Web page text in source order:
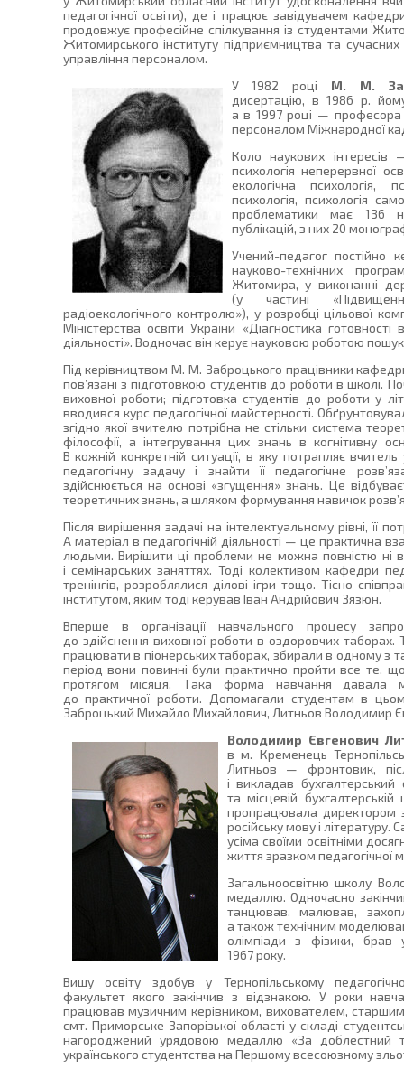
педагогічної освіти), де і працює завідувачем
продовжує професійне спілкування із студентами
Житомирського інституту підприємництва та сучасних
управління персоналом.
У 1982 році М. М.
дисертацію, в 1986 р.
а в 1997 році — професора
персоналом Міжнародної
Коло наукових інтересів
психологія неперервної
екологічна психологія,
психологія, психологія
проблематики має 136
публікацій, з них 20
Учений-педагог постійно
науково-технічних
Житомира, у виконанні
(у частині
радіоекологічного контролю»), у розробці цільової
Міністерства освіти України «Діагностика готовності
діяльності». Водночас він керує науковою роботою
Під керівництвом М. М. Заброцького працівники
пов’язані з підготовкою студентів до роботи в школі.
виховної роботи; підготовка студентів до роботи у
вводився курс педагогічної майстерності.
згідно якої вчителю потрібна не стільки система
філософії, а інтегрування цих знань в когнітивну
В кожній конкретній ситуації, в яку потрапляє
педагогічну задачу і знайти її педагогічне
здійснюється на основі «згущення» знань. Це
теоретичних знань, а шляхом формування навичок
Після вирішення задачі на інтелектуальному рівні, її
А матеріал в педагогічній діяльності — це практична
людьми. Вирішити ці проблеми не можна повністю ні
і семінарських заняттях. Тоді колективом кафедри
тренінгів, розроблялися ділові ігри тощо. Тісно
інститутом, яким тоді керував Іван Андрійович Зязюн.
Вперше в організації навчального процесу
до здійснення виховної роботи в оздоровчих
працювати в піонерських таборах, збирали в одному з
період вони повинні були практично пройти все те,
протягом місяця. Така форма навчання давала
до практичної роботи. Допомагали студентам в
Заброцький Михайло Михайлович, Литньов Володимир
Володимир Євгенович
в м. Кременець
Литньов — фронтовик,
і викладав бухгалтерський
та місцевій
пропрацювала директором
російську мову і
усіма своїми освітніми
життя зразком педагогічної
Загальноосвітню школу
медаллю. Одночасно
танцював, малював,
а також технічним
олімпіади з фізики, брав
1967 року.
Вишу освіту здобув у Тернопільському
факультет якого закінчив з відзнакою. У роки
працював музичним керівником, вихователем,
смт. Приморське Запорізької області у складі
нагороджений урядовою медаллю «За доблестний
українського студентства на Першому всесоюзному